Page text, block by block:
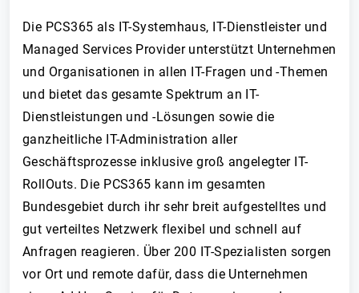
Die PCS365 als IT-Systemhaus, IT-Dienstleister und
Managed Services Provider unterstützt Unternehmen
und Organisationen in allen IT-Fragen und -Themen
und bietet das gesamte Spektrum an IT-
Dienstleistungen und -Lösungen sowie die
ganzheitliche IT-Administration aller
Geschäftsprozesse inklusive groß angelegter IT-
RollOuts. Die PCS365 kann im gesamten
Bundesgebiet durch ihr sehr breit aufgestelltes und
gut verteiltes Netzwerk flexibel und schnell auf
Anfragen reagieren. Über 200 IT-Spezialisten sorgen
vor Ort und remote dafür, dass die Unternehmen